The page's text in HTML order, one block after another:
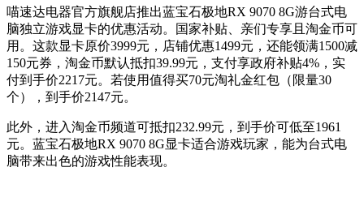
喵速达电器官方旗舰店推出蓝宝石极地RX 9070 8G游台式电
脑独立游戏显卡的优惠活动。国家补贴、亲们专享且淘金币可
用。这款显卡原价3999元，店铺优惠1499元，还能领满1500减
150元券，淘金币默认抵扣39.99元，支付享政府补贴4%，实
付到手价2217元。若使用值得买70元淘礼金红包（限量30
个），到手价2147元。
此外，进入淘金币频道可抵扣232.99元，到手价可低至1961
元。蓝宝石极地RX 9070 8G显卡适合游戏玩家，能为台式电
脑带来出色的游戏性能表现。